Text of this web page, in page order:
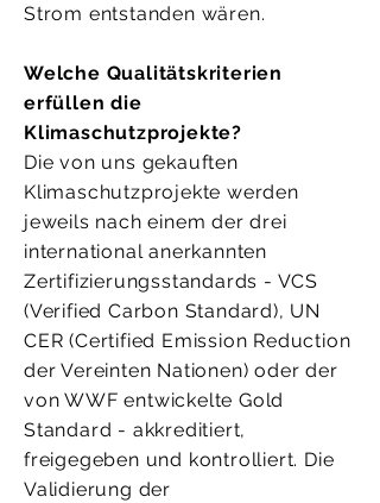
Strom entstanden wären.
Welche Qualitätskriterien
erfüllen die
Klimaschutzprojekte?
Die von uns gekauften
Klimaschutzprojekte werden
jeweils nach einem der drei
international anerkannten
Zertifizierungsstandards - VCS
(Verified Carbon Standard), UN
CER (Certified Emission Reduction
der Vereinten Nationen) oder der
von WWF entwickelte Gold
Standard - akkreditiert,
freigegeben und kontrolliert. Die
Validierung der